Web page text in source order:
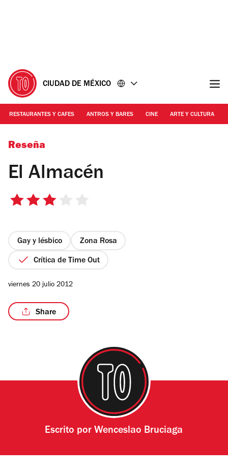
CIUDAD DE MÉXICO
RESTAURANTES Y CAFES ANTROS Y BARES CINE ARTE Y CULTURA
Alejandra Carbajal
Reseña
El Almacén
3
estrellas
Gay y lésbico Zona Rosa
Crítica de Time Out
viernes 20 julio 2012
Share
Escrito por Wenceslao Bruciaga